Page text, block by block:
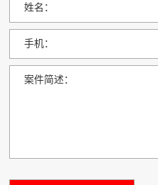
姓名：
手机：
案件简述：